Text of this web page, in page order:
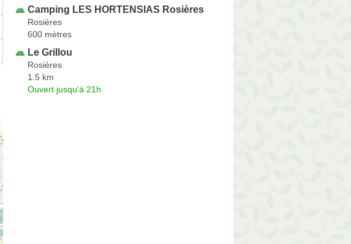
Camping LES HORTENSIAS Rosières
Rosières
600 mètres
Le Grillou
Rosières
1.5 km
Ouvert jusqu'à 21h